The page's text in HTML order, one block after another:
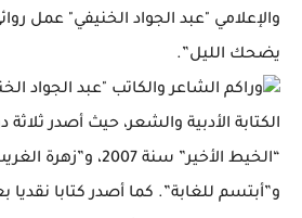
والإعلامي "عبد الجواد الخنيفي" عمل
يضحك الليل”.
وراكم الشاعر والكاتب "عبد الجواد
الكتابة الأدبية والشعر، حيث أصدر
و”أبتسم للغابة”. كما أصدر كتابا نقديا